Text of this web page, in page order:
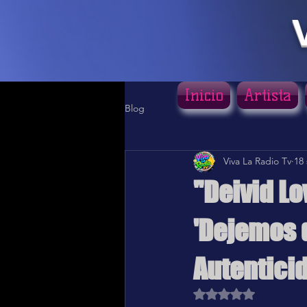
Blog
"Deivid
'Dejemos
Viva La Radio Tv 18
Obtuvo NaN de 5
Inicio Artista